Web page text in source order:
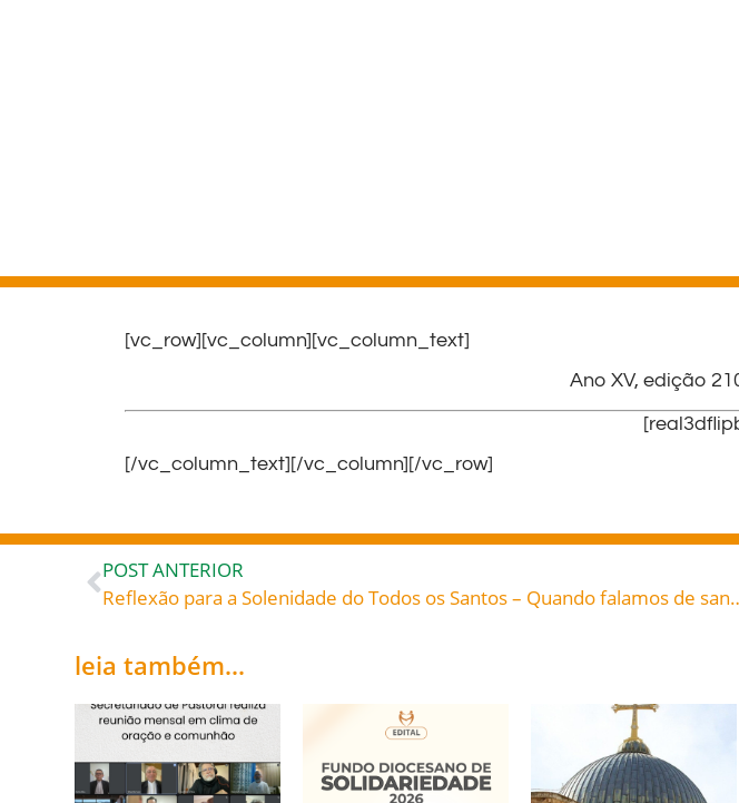
[vc_row][vc_column][vc_column_text]
Ano XV, edição
[/vc_column_text][/vc_column][/vc_row]
POST ANTERIOR
Reflexão para a Solenidade do Todos os Santos –
leia também...